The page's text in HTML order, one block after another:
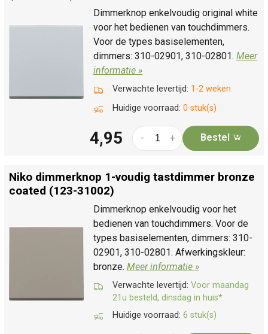
Dimmerknop enkelvoudig original white
voor het bedienen van touchdimmers.
Voor de types basiselementen,
dimmers: 310-02901, 310-02801. Meer
informatie »
Verwachte levertijd: 1-2 weken
Huidige voorraad: 0 stuk(s)
4,95 +
- Bestel
Niko dimmerknop 1-voudig tastdimmer bronze
coated (123-31002)
Dimmerknop enkelvoudig voor het
bedienen van touchdimmers. Voor de
types basiselementen, dimmers: 310-
02901, 310-02801. Afwerkingskleur:
bronze. Meer informatie »
Verwachte levertijd: Voor maandag
21u besteld, dinsdag in huis*
Huidige voorraad: 6 stuk(s)